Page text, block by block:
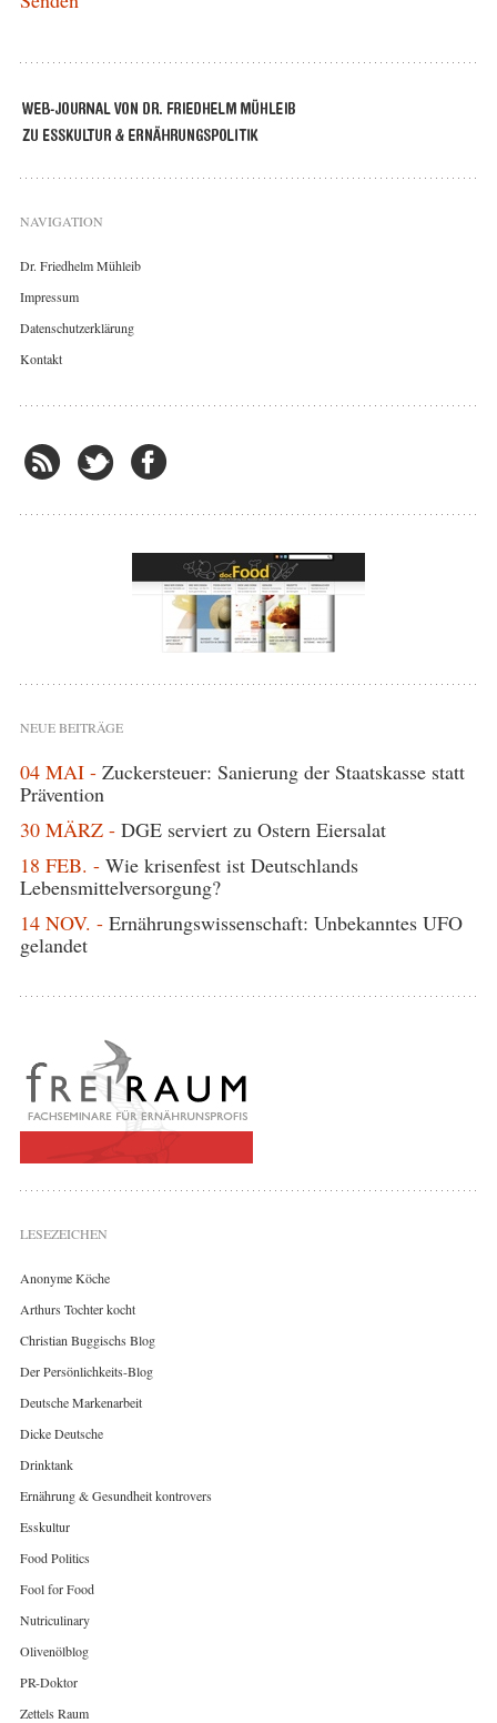
NAVIGATION
Dr. Friedhelm Mühleib
Impressum
Datenschutzerklärung
Kontakt
NEUE BEITRÄGE
04 MAI - Zuckersteuer: Sanierung der Staatskasse statt
Prävention
30 MÄRZ - DGE serviert zu Ostern Eiersalat
18 FEB. - Wie krisenfest ist Deutschlands
Lebensmittelversorgung?
14 NOV. - Ernährungswissenschaft: Unbekanntes UFO
gelandet
LESEZEICHEN
Anonyme Köche
Arthurs Tochter kocht
Christian Buggischs Blog
Der Persönlichkeits-Blog
Deutsche Markenarbeit
Dicke Deutsche
Drinktank
Ernährung & Gesundheit kontrovers
Esskultur
Food Politics
Fool for Food
Nutriculinary
Olivenölblog
PR-Doktor
Zettels Raum